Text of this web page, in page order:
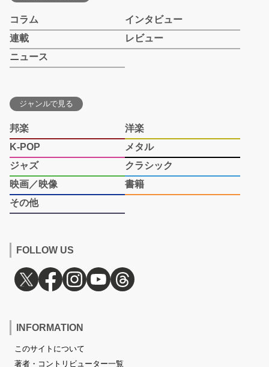
コラム
インタビュー
連載
レビュー
ニュース
ジャンルで見る
邦楽
洋楽
K-POP
メタル
ジャズ
クラシック
映画／映像
書籍
その他
FOLLOW US
INFORMATION
このサイトについて
著者・コントリビューター一覧